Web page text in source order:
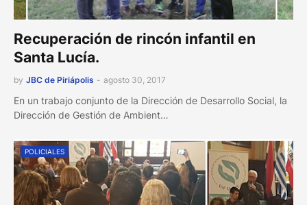
Recuperación de rincón infantil en
Santa Lucía.
by JBC de Piriápolis - agosto 30, 2017
En un trabajo conjunto de la Dirección de Desarrollo Social, la
Dirección de Gestión de Ambient…
POLICIALES